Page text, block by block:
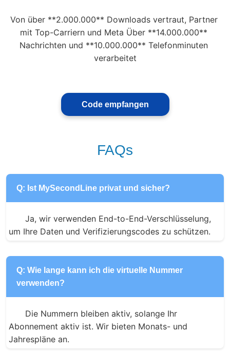
Von über **2.000.000** Downloads vertraut, Partner
mit Top-Carriern und Meta Über **14.000.000**
Nachrichten und **10.000.000** Telefonminuten
verarbeitet
Code empfangen
FAQs
Q: Ist MySecondLine privat und sicher?
Ja, wir verwenden End-to-End-Verschlüsselung,
um Ihre Daten und Verifizierungscodes zu schützen.
Q: Wie lange kann ich die virtuelle Nummer
verwenden?
Die Nummern bleiben aktiv, solange Ihr
Abonnement aktiv ist. Wir bieten Monats- und
Jahrespläne an.